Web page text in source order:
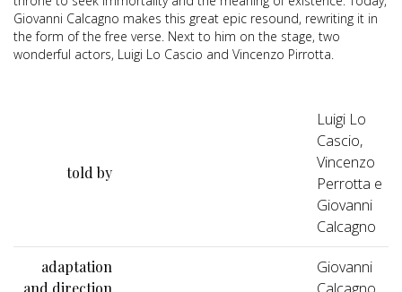
Giovanni Calcagno makes this great epic resound, rewriting it in
the form of the free verse. Next to him on the stage, two
wonderful actors, Luigi Lo Cascio and Vincenzo Pirrotta.
told by
Luigi Lo
Cascio,
Vincenzo
Perrotta e
Giovanni
Calcagno
adaptation
Giovanni